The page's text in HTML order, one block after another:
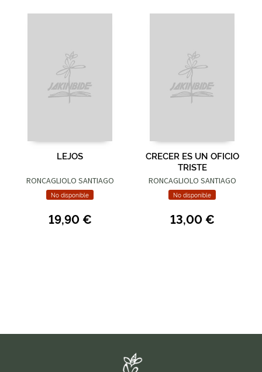
LEJOS
RONCAGLIOLO SANTIAGO
No disponible
19,90 €
CRECER ES UN OFICIO
TRISTE
RONCAGLIOLO SANTIAGO
No disponible
13,00 €